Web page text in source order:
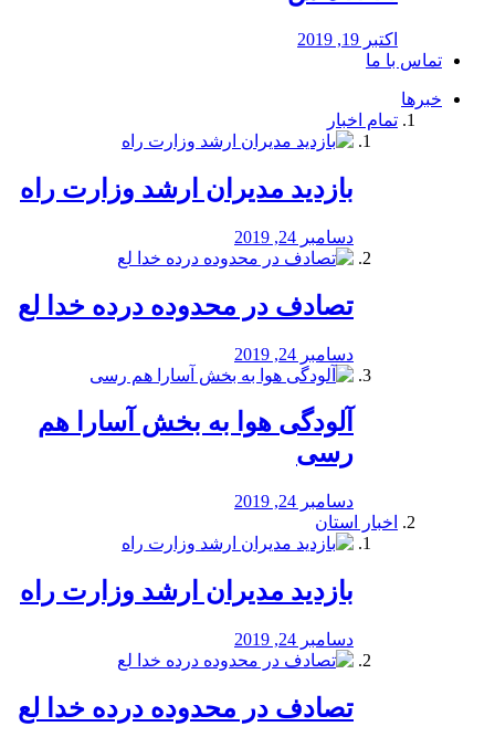
اکتبر 19, 2019
تماس با ما
خبرها
تمام اخبار
بازدید مدیران ارشد وزارت راه
دسامبر 24, 2019
تصادف در محدوده درده خدا لع
دسامبر 24, 2019
آلودگی هوا به بخش آسارا هم
رسی
دسامبر 24, 2019
اخبار استان
بازدید مدیران ارشد وزارت راه
دسامبر 24, 2019
تصادف در محدوده درده خدا لع